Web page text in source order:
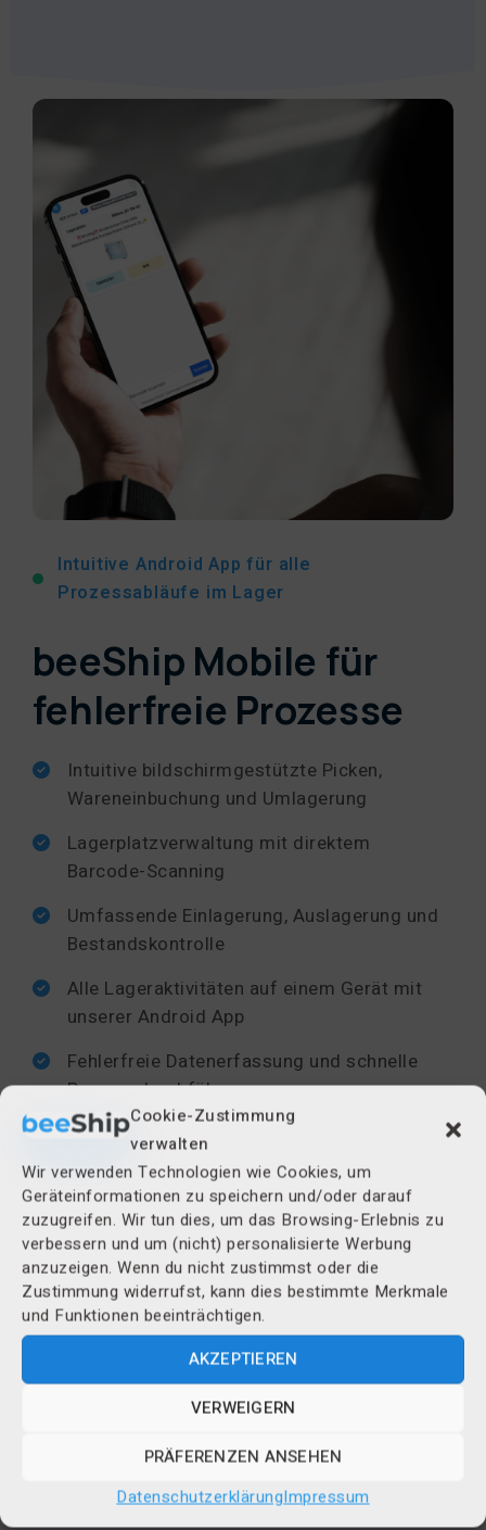
Cookie-Zustimmung
verwalten
Wir verwenden Technologien wie Cookies, um
Geräteinformationen zu speichern und/oder darauf
zuzugreifen. Wir tun dies, um das Browsing-Erlebnis zu
verbessern und um (nicht) personalisierte Werbung
anzuzeigen. Wenn du nicht zustimmst oder die
Zustimmung widerrufst, kann dies bestimmte Merkmale
und Funktionen beeinträchtigen.
AKZEPTIEREN
VERWEIGERN
PRÄFERENZEN ANSEHEN
DatenschutzerklärungImpressum
Intuitive Android App für alle
Prozessabläufe im Lager
beeShip Mobile für
fehlerfreie Prozesse
Intuitive bildschirmgestützte Picken,
Wareneinbuchung und Umlagerung
Lagerplatzverwaltung mit direktem
Barcode-Scanning
Umfassende Einlagerung, Auslagerung und
Bestandskontrolle
Alle Lageraktivitäten auf einem Gerät mit
unserer Android App
Fehlerfreie Datenerfassung und schnelle
Prozessdurchführung
Die beeShip Mobile App läuft auf gängigen
Android-Geräten und macht spezielle
Scanner überflüssig. Alle Lagerprozesse
werden durch einfache Schritt-für-Schritt
Anleitungen geführt.
APP DEMO ANSEHEN